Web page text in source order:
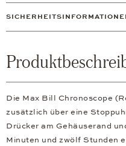
Die Max Bill Chronoscope
zusätzlich über eine
Drücker am Gehäuserand
Minuten und zwölf Stunden